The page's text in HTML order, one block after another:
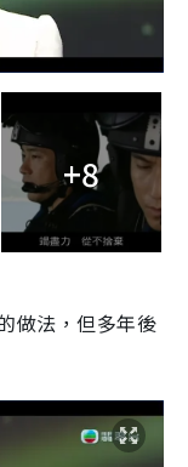
+8
做法，但多年後